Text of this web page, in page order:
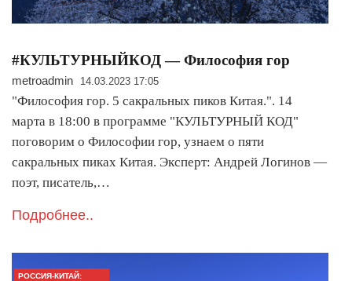
#КУЛЬТУРНЫЙКОД — Философия гор
metroadmin 14.03.2023 17:05
"Философия гор. 5 сакральных пиков Китая.". 14
марта в 18:00 в программе "КУЛЬТУРНЫЙ КОД"
поговорим о Философии гор, узнаем о пяти
сакральных пиках Китая. Эксперт: Андрей Логинов —
поэт, писатель,…
Подробнее..
РОССИЯ-КИТАЙ: